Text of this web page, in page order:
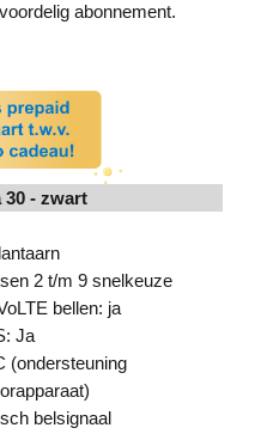
abonnement.
30 - zwart
2 t/m 9 snelkeuze
bellen: ja
Ja
(ondersteuning
belsignaal